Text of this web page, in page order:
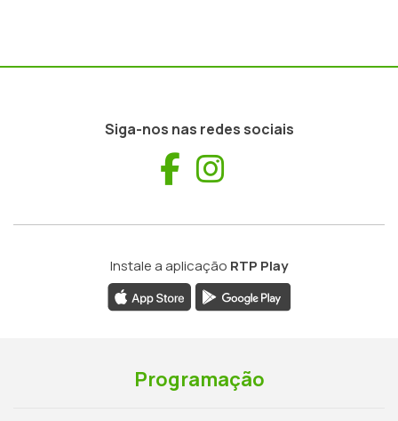
Siga-nos nas redes sociais
Facebook
Instale a aplicação RTP Play
Programação